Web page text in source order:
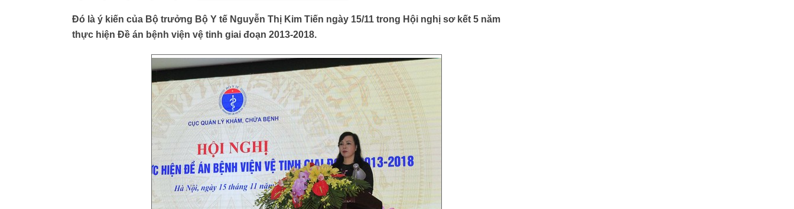
Đó là ý kiến của Bộ trưởng Bộ Y tế Nguyễn Thị Kim Tiến ngày 15/11 trong Hội nghị sơ kết 5 năm
thực hiện Đề án bệnh viện vệ tinh giai đoạn 2013-2018.